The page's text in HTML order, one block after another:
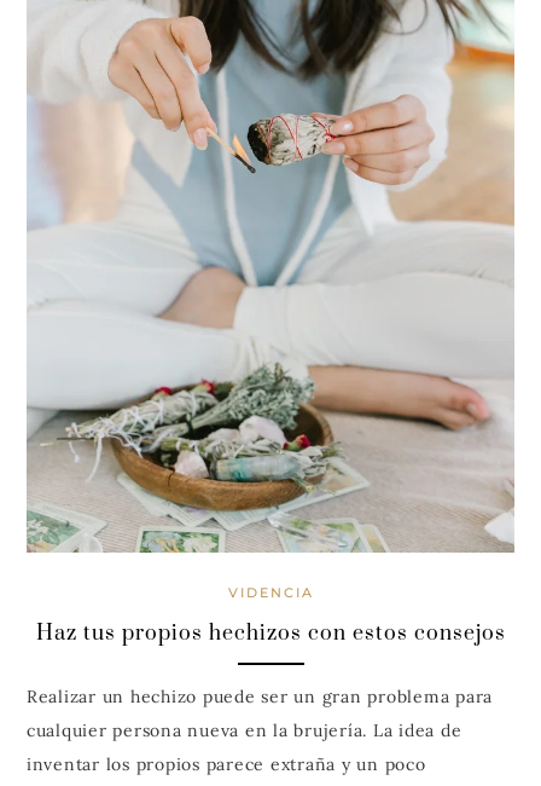
VIDENCIA
Haz tus propios hechizos con estos consejos
Realizar un hechizo puede ser un gran problema para
cualquier persona nueva en la brujería. La idea de
inventar los propios parece extraña y un poco